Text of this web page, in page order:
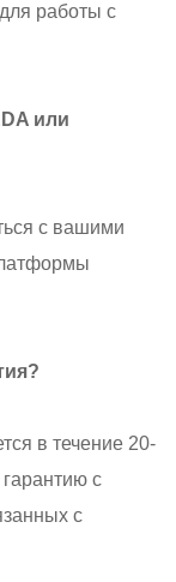
работы с
или
с вашими
в течение 20-
с
с